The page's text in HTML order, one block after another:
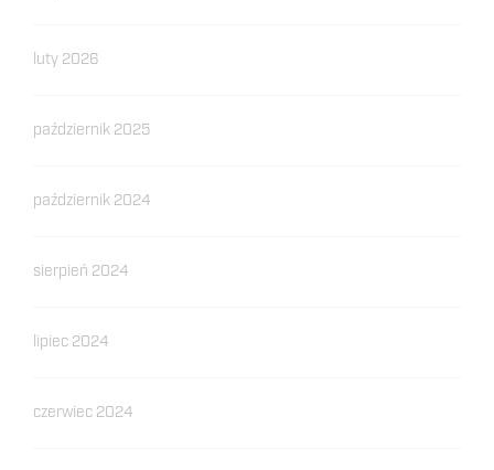
luty 2026
październik 2025
październik 2024
sierpień 2024
lipiec 2024
czerwiec 2024